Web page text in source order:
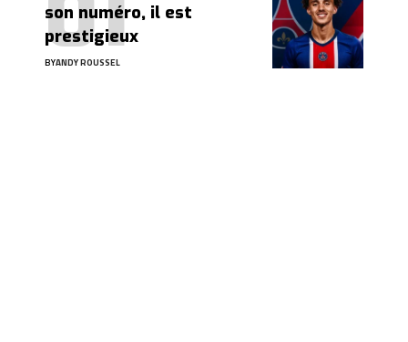
son numéro, il est
prestigieux
BYANDY ROUSSEL